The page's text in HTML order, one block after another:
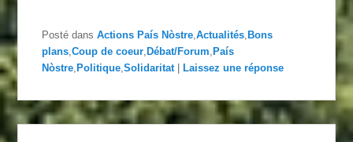
Posté dans Actions País Nòstre,Actualités, Bons
plans,Coup de coeur, Débat/Forum, País
Nòstre, Politique,Solidaritat Laissez une réponse